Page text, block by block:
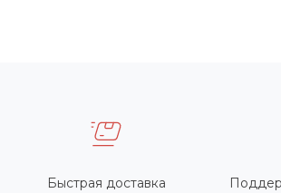
Быстрая доставка